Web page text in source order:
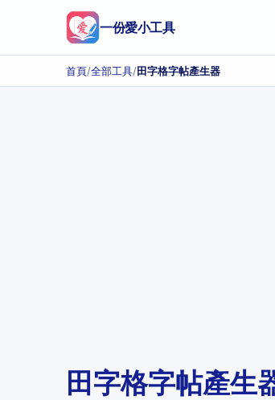
一份愛小工具
首頁/全部工具/田字格字帖產生器
田字格字帖產生